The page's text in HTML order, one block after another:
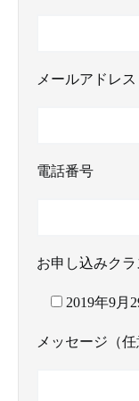
メールアドレス
電話番号
お申し込みクラ
2019年9月
メッセージ（任